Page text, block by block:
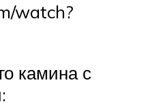
watch?
камина с